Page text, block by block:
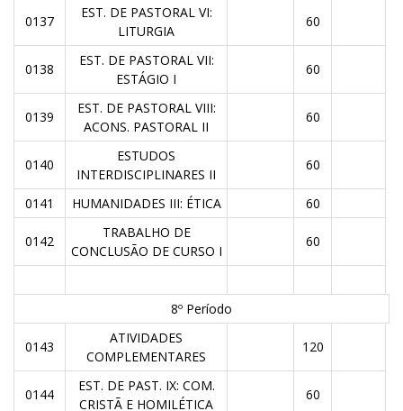
0137
EST. DE PASTORAL VI:
LITURGIA
60
0138
EST. DE PASTORAL VII:
ESTÁGIO I
60
0139
EST. DE PASTORAL VIII:
ACONS. PASTORAL II
60
0140
ESTUDOS
INTERDISCIPLINARES II
60
0141 HUMANIDADES III: ÉTICA 60
0142
TRABALHO DE
CONCLUSÃO DE CURSO I
60
8º Período
0143
ATIVIDADES
COMPLEMENTARES
120
0144
EST. DE PAST. IX: COM.
CRISTÃ E HOMILÉTICA
60